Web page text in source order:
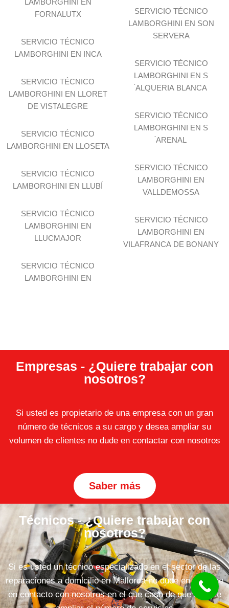
LAMBORGHINI EN
FORNALUTX
SERVICIO TÉCNICO
LAMBORGHINI EN INCA
SERVICIO TÉCNICO
LAMBORGHINI EN LLORET
DE VISTALEGRE
SERVICIO TÉCNICO
LAMBORGHINI EN LLOSETA
SERVICIO TÉCNICO
LAMBORGHINI EN LLUBÍ
SERVICIO TÉCNICO
LAMBORGHINI EN
LLUCMAJOR
SERVICIO TÉCNICO
LAMBORGHINI EN
SERVICIO TÉCNICO
LAMBORGHINI EN SON
SERVERA
SERVICIO TÉCNICO
LAMBORGHINI EN S
́ALQUERIA BLANCA
SERVICIO TÉCNICO
LAMBORGHINI EN S
́ARENAL
SERVICIO TÉCNICO
LAMBORGHINI EN
VALLDEMOSSA
SERVICIO TÉCNICO
LAMBORGHINI EN
VILAFRANCA DE BONANY
Empresas - ¿Quiere trabajar con
nosotros?
Si usted es propietario de una empresa con un gran
número de técnicos a su cargo y desea ampliar su
volumen de clientes no dude en contactar con nosotros
Saber más
Técnicos - ¿Quiere trabajar con
nosotros?
Si es usted un técnico especializado en el sector de las
reparaciones a domicilio en Mallorca no dude en ponerse
en contacto con nosotros en el que caso de que busque